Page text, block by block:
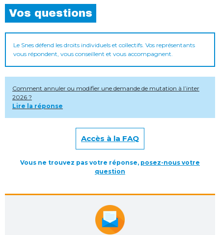
Vos questions
Le Snes défend les droits individuels et collectifs. Vos représentants
vous répondent, vous conseillent et vous accompagnent.
Comment annuler ou modifier une demande de mutation à l’inter
2026 ?
Lire la réponse
Accès à la FAQ
Vous ne trouvez pas votre réponse, posez-nous votre
question